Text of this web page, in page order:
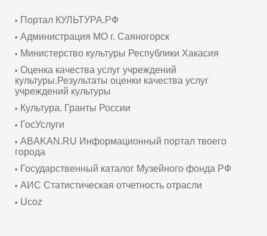
Портал КУЛЬТУРА.РФ
Администрация МО г. Саяногорск
Министерство культуры Республики Хакасия
Оценка качества услуг учреждений
культуры.Результаты оценки качества услуг
учреждений культуры
Культура. Гранты России
ГосУслуги
ABAKAN.RU Информационный портал твоего
города
Государственный каталог Музейного фонда РФ
АИС Статистическая отчетность отрасли
Ucoz